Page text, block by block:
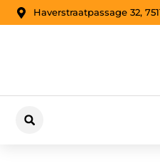
Haverstraatpassage 32,